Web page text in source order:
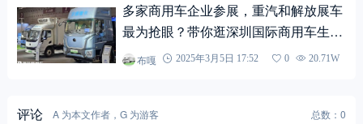
多家商用车企业参展，重汽和解放展车
最为抢眼？带你逛深圳国际商用车生态
博览会
布嘎 2025年3月5日 17:52 0 20.71W
评论 A 为本文作者，G 为游客 总数：0